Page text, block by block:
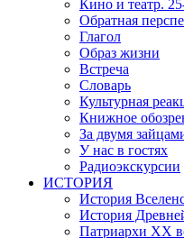
Кино и театр.
Обратная
Глагол
Образ жизни
Встреча
Словарь
Культурная
Книжное
За двумя
У нас в гостях
Радиоэкскурсии
ИСТОРИЯ
История
История
Патриархи XX